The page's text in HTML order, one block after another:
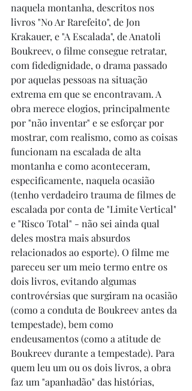
naquela montanha, descritos nos
livros "No Ar Rarefeito", de Jon
Krakauer, e "A Escalada", de Anatoli
Boukreev, o filme consegue retratar,
com fidedignidade, o drama passado
por aquelas pessoas na situação
extrema em que se encontravam. A
obra merece elogios, principalmente
por "não inventar" e se esforçar por
mostrar, com realismo, como as coisas
funcionam na escalada de alta
montanha e como aconteceram,
especificamente, naquela ocasião
(tenho verdadeiro trauma de filmes de
escalada por conta de "Limite Vertical"
e "Risco Total" - não sei ainda qual
deles mostra mais absurdos
relacionados ao esporte). O filme me
pareceu ser um meio termo entre os
dois livros, evitando algumas
controvérsias que surgiram na ocasião
(como a conduta de Boukreev antes da
tempestade), bem como
endeusamentos (como a atitude de
Boukreev durante a tempestade). Para
quem leu um ou os dois livros, a obra
faz um "apanhadão" das histórias,